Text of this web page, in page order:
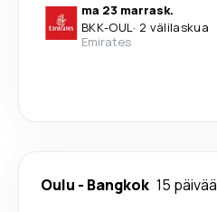
ma 23 marrask.
BKK-OUL· 2 välilaskua
Emirates
Oulu - Bangkok 15 päivää